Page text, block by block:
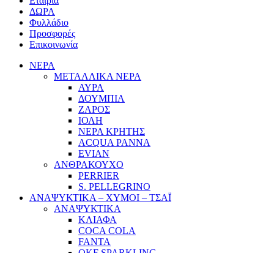
ΔΩΡΑ
Φυλλάδιο
Προσφορές
Επικοινωνία
ΝΕΡΑ
ΜΕΤΑΛΛΙΚΑ ΝΕΡΑ
ΑΥΡΑ
ΔΟΥΜΠΙΑ
ΖΑΡΟΣ
ΙΟΛΗ
ΝΕΡΑ ΚΡΗΤΗΣ
ACQUA PANNA
EVIAN
ΑΝΘΡΑΚΟΥΧΟ
PERRIER
S. PELLEGRINO
ΑΝΑΨΥΚΤΙΚΑ – ΧΥΜΟΙ – ΤΣΑΪ
ΑΝΑΨΥΚΤΙΚΑ
ΚΛΙΑΦΑ
COCA COLA
FANTA